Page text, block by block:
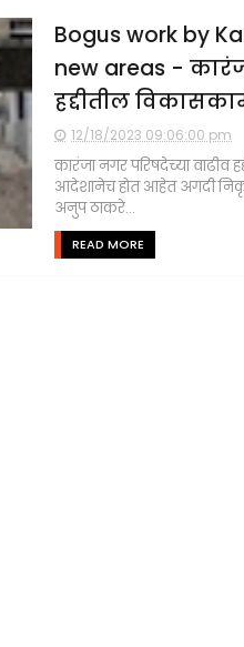
Bogus work by
new areas -
हद्दीतील
12/18/2023 09:06:00 pm
कारंजा नगर परिषदेच्या वाढीव
आदेशानेच होत आहेत अगदी
अनुप ठाकरे...
READ MORE